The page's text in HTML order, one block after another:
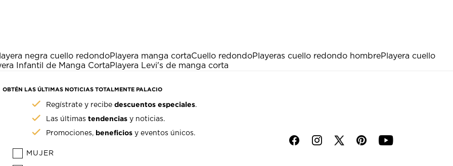
negra cuello redondoPlayera manga cortaCuello redondoPlayeras cuello redondo hombrePlayera cuello
Infantil de Manga CortaPlayera Levi's de manga corta
OBTÉN LAS ÚLTIMAS NOTICIAS TOTALMENTE PALACIO
Regístrate y recibedescuentos especiales.
Las últimastendencias y noticias.
Promociones, beneficios y eventos únicos.
MUJER
f i p y